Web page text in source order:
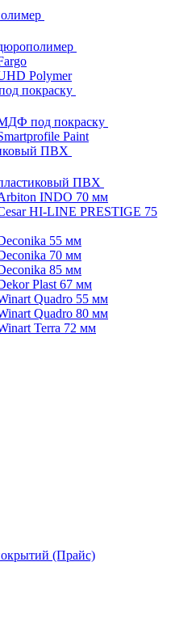
Polymer
покраску
под покраску
Paint
ПВХ
ПВХ
INDO 70 мм
HI-LINE PRESTIGE 75
55 мм
70 мм
85 мм
Plast 67 мм
Quadro 55 мм
Quadro 80 мм
Terra 72 мм
(Прайс)